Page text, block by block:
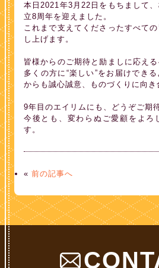
本日2021年3月22日をもちまして
立8周年を迎えました。
これまで支えてくださったすべて
し上げます。
皆様からのご期待と励ましに応え
多くの方に“楽しい”をお届けでき
からも誠心誠意、ものづくりに向き
9年目のエイリムにも、どうぞご期
今後とも、変わらぬご愛顧をよろ
す。
«前の記事へ